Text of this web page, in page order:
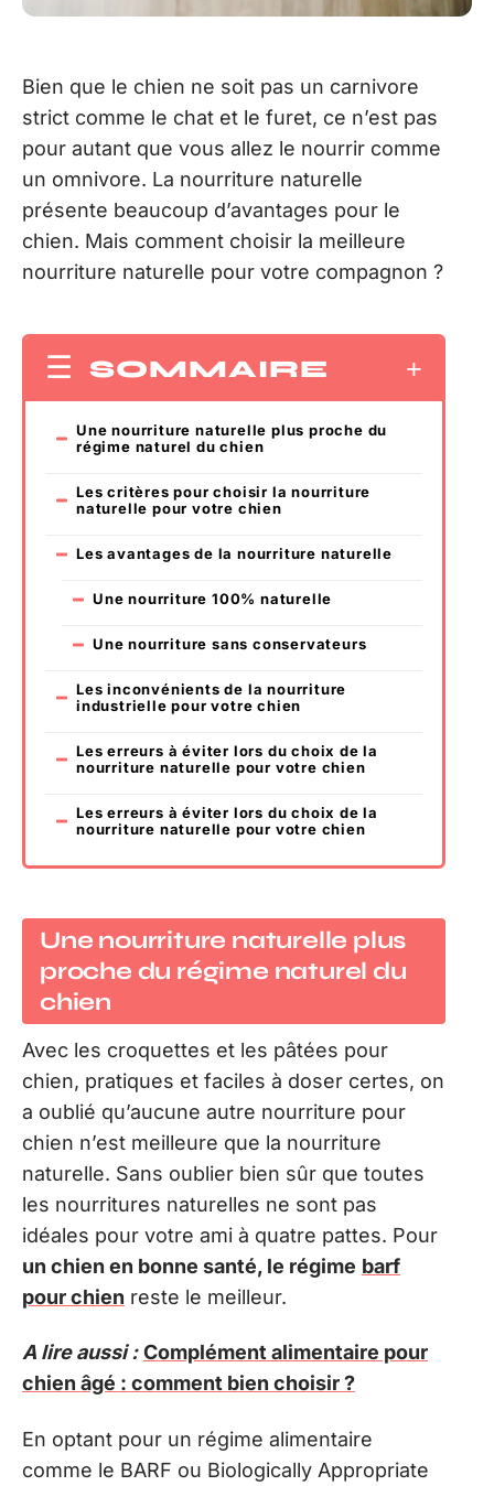
Bien que le chien ne soit pas un carnivore
strict comme le chat et le furet, ce n’est pas
pour autant que vous allez le nourrir comme
un omnivore. La nourriture naturelle
présente beaucoup d’avantages pour le
chien. Mais comment choisir la meilleure
nourriture naturelle pour votre compagnon ?
SOMMAIRE
Une nourriture naturelle plus proche du
régime naturel du chien
Les critères pour choisir la nourriture
naturelle pour votre chien
Les avantages de la nourriture naturelle
Une nourriture 100% naturelle
Une nourriture sans conservateurs
Les inconvénients de la nourriture
industrielle pour votre chien
Les erreurs à éviter lors du choix de la
nourriture naturelle pour votre chien
Les erreurs à éviter lors du choix de la
nourriture naturelle pour votre chien
Une nourriture naturelle plus
proche du régime naturel du
chien
Avec les croquettes et les pâtées pour
chien, pratiques et faciles à doser certes, on
a oublié qu’aucune autre nourriture pour
chien n’est meilleure que la nourriture
naturelle. Sans oublier bien sûr que toutes
les nourritures naturelles ne sont pas
idéales pour votre ami à quatre pattes. Pour
un chien en bonne santé, le régime barf
pour chien reste le meilleur.
A lire aussi : Complément alimentaire pour
chien âgé : comment bien choisir ?
En optant pour un régime alimentaire
comme le BARF ou Biologically Appropriate